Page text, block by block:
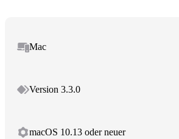
Mac
Version 3.3.0
macOS 10.13 oder neuer